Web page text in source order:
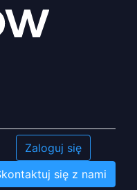
Zaloguj się
się z nami